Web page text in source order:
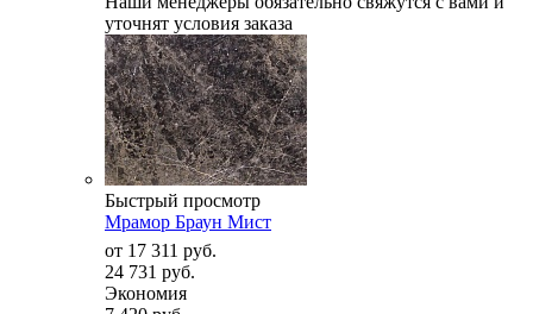
уточнят условия заказа
Быстрый просмотр
Мрамор Браун Мист
от 17 311 руб.
24 731 руб.
Экономия